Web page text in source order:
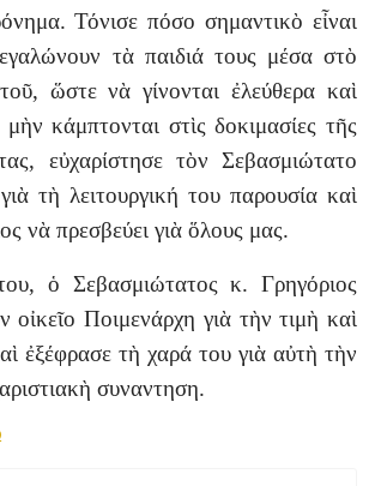
Τόνισε πόσο σημαντικὸ εἶναι
τὰ παιδιά τους μέσα στὸ
ὥστε νὰ γίνονται ἐλεύθερα καὶ
κάμπτονται στὶς δοκιμασίες τῆς
εὐχαρίστησε τὸν Σεβασμιώτατο
τὴ λειτουργική του παρουσία καὶ
νὰ πρεσβεύει γιὰ ὅλους μας.
ὁ Σεβασμιώτατος κ. Γρηγόριος
οἰκεῖο Ποιμενάρχη γιὰ τὴν τιμὴ καὶ
ἐξέφρασε τὴ χαρά του γιὰ αὐτὴ τὴν
συναντηση.